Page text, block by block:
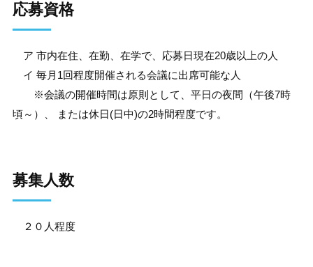
応募資格
ア 市内在住、在勤、在学で、応募日現在20歳以上の人
イ 毎月1回程度開催される会議に出席可能な人
※会議の開催時間は原則として、平日の夜間（午後7時
頃～）、 または休日(日中)の2時間程度です。
募集人数
２０人程度